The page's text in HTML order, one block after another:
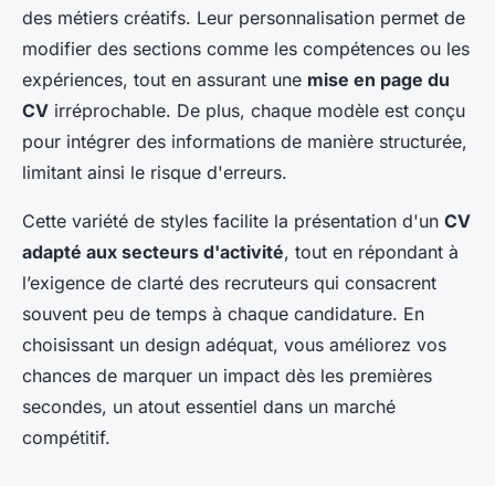
des métiers créatifs. Leur personnalisation permet de
modifier des sections comme les compétences ou les
expériences, tout en assurant une mise en page du
CV irréprochable. De plus, chaque modèle est conçu
pour intégrer des informations de manière structurée,
limitant ainsi le risque d'erreurs.
Cette variété de styles facilite la présentation d'un CV
adapté aux secteurs d'activité, tout en répondant à
l’exigence de clarté des recruteurs qui consacrent
souvent peu de temps à chaque candidature. En
choisissant un design adéquat, vous améliorez vos
chances de marquer un impact dès les premières
secondes, un atout essentiel dans un marché
compétitif.